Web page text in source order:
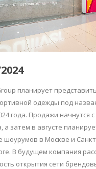
планирует
одежды под
года. Продажи начнутся
а затем в августе
шоурумов в Москве и
В будущем компания
открытия сети